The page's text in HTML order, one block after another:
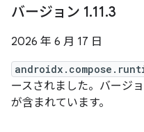
バージョン 1.11.3
2026 年 6 月 17 日
ースされました。バージョ
が含まれています。